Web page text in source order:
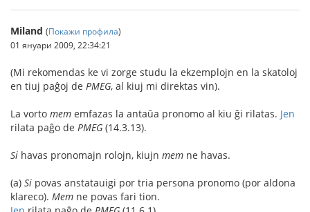
Miland (Покажи профила)
01 януари 2009, 22:34:21
(Mi rekomendas ke vi zorge studu la ekzemplojn en la skatoloj
en tiuj paĝoj de PMEG, al kiuj mi direktas vin).
La vorto mem emfazas la antaŭa pronomo al kiu ĝi rilatas. Jen
rilata paĝo de PMEG (14.3.13).
Si havas pronomajn rolojn, kiujn mem ne havas.
(a) Si povas anstatauigi por tria persona pronomo (por aldona
klareco). Mem ne povas fari tion.